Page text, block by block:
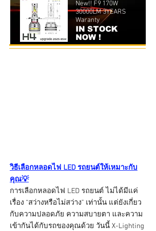
New!! F9 170W
30000LM 3YEARS
Waranty
IN STOCK
NOW !
วิธีเลือกหลอดไฟ LED รถยนต์ให้เหมาะกับ
คุณ💡
การเลือกหลอดไฟ LED รถยนต์ ไม่ได้มีแค่
เรื่อง “สว่างหรือไม่สว่าง” เท่านั้น แต่ยังเกี่ยว
กับความปลอดภัย ความสบายตา และความ
เข้ากันได้กับรถของคุณด้วย วันนี้ X-Lighting